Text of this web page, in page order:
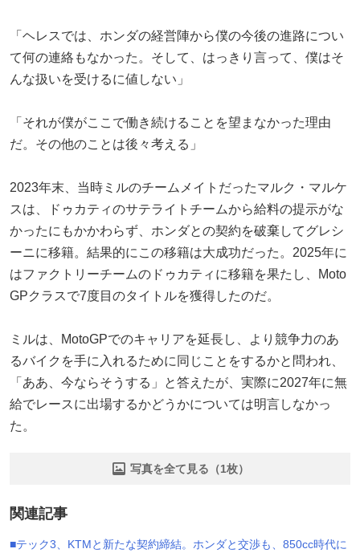
「ヘレスでは、ホンダの経営陣から僕の今後の進路につい
て何の連絡もなかった。そして、はっきり言って、僕はそ
んな扱いを受けるに値しない」
「それが僕がここで働き続けることを望まなかった理由
だ。その他のことは後々考える」
2023年末、当時ミルのチームメイトだったマルク・マルケ
スは、ドゥカティのサテライトチームから給料の提示がな
かったにもかかわらず、ホンダとの契約を破棄してグレシ
ーニに移籍。結果的にこの移籍は大成功だった。2025年に
はファクトリーチームのドゥカティに移籍を果たし、Moto
GPクラスで7度目のタイトルを獲得したのだ。
ミルは、MotoGPでのキャリアを延長し、より競争力のあ
るバイクを手に入れるために同じことをするかと問われ、
「ああ、今ならそうする」と答えたが、実際に2027年に無
給でレースに出場するかどうかについては明言しなかっ
た。
写真を全て見る（1枚）
関連記事
■テック3、KTMと新たな契約締結。ホンダと交渉も、850cc時代に